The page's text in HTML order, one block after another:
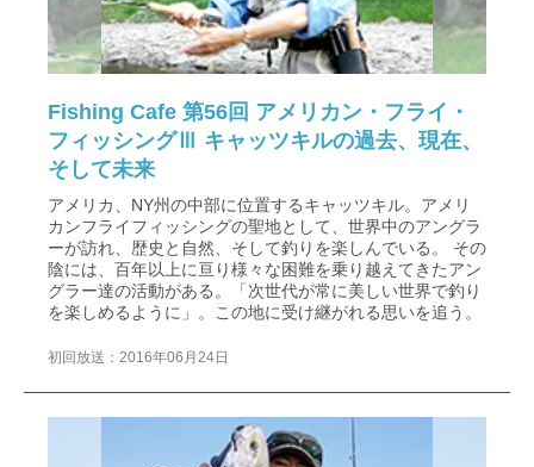
Fishing Cafe 第56回 アメリカン・フライ・
フィッシングⅢ キャッツキルの過去、現在、
そして未来
アメリカ、NY州の中部に位置するキャッツキル。アメリ
カンフライフィッシングの聖地として、世界中のアングラ
ーが訪れ、歴史と自然、そして釣りを楽しんでいる。 その
陰には、百年以上に亘り様々な困難を乗り越えてきたアン
グラー達の活動がある。「次世代が常に美しい世界で釣り
を楽しめるように」。この地に受け継がれる思いを追う。
初回放送：2016年06月24日